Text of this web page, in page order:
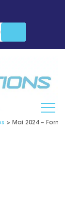
> Mai 2024 –